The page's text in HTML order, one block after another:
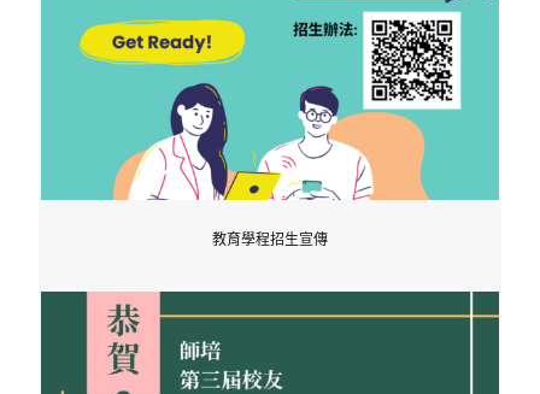
教育學程招生宣傳